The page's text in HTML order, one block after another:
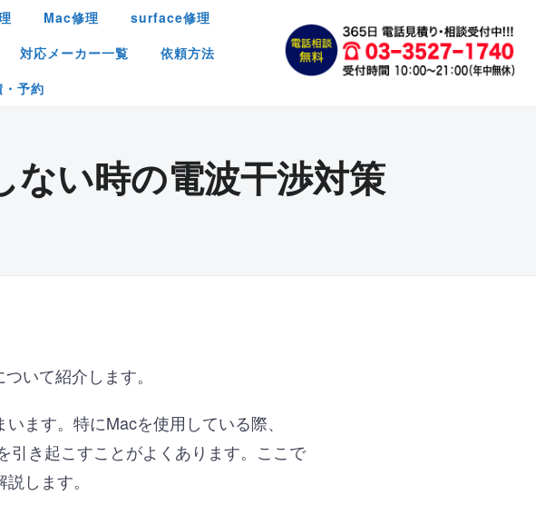
Mac修理
surface修理
対応メーカー一覧
依頼方法
予約
い時の電波干渉対策
いて紹介します。
ます。特にMacを使用している際、
引き起こすことがよくあります。ここで
します。